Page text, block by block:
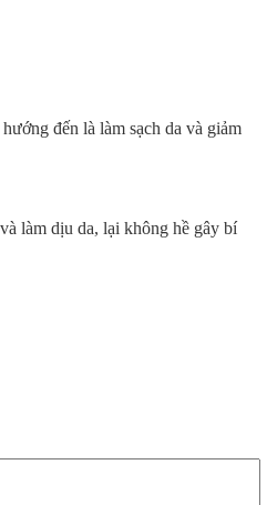
đến là làm sạch da và giảm
làm dịu da, lại không hề gây bí